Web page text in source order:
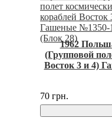
1962
(Групповой
Восток 3 и 4)
70 грн.